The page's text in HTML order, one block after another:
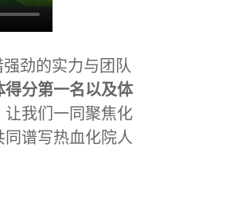
劲的实力与团队
分第一名以及体
让我们一同聚焦化
谱写热血化院人